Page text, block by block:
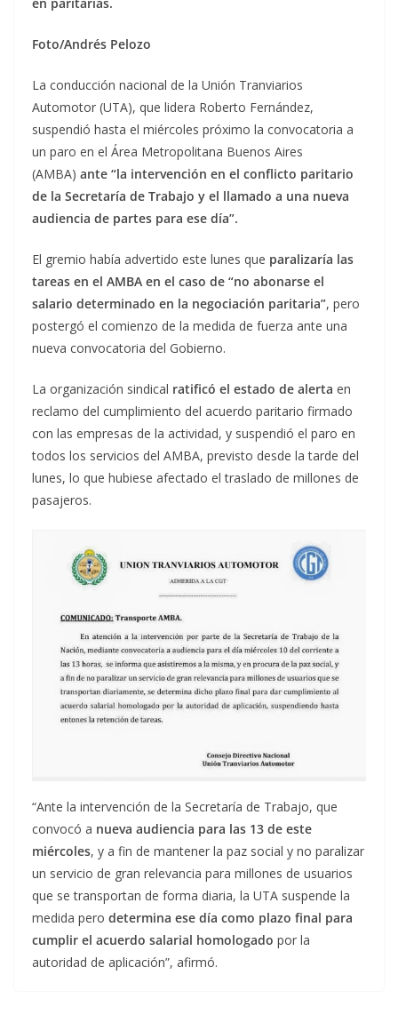
Foto/Andrés Pelozo
La conducción nacional de la Unión Tranviarios
Automotor (UTA), que lidera Roberto Fernández,
suspendió hasta el miércoles próximo la convocatoria a
un paro en el Área Metropolitana Buenos Aires
(AMBA) ante “la intervención en el conflicto paritario
de la Secretaría de Trabajo y el llamado a una nueva
audiencia de partes para ese día”.
El gremio había advertido este lunes que paralizaría las
tareas en el AMBA en el caso de “no abonarse el
salario determinado en la negociación paritaria”, pero
postergó el comienzo de la medida de fuerza ante una
nueva convocatoria del Gobierno.
La organización sindical ratificó el estado de alerta en
reclamo del cumplimiento del acuerdo paritario firmado
con las empresas de la actividad, y suspendió el paro en
todos los servicios del AMBA, previsto desde la tarde del
lunes, lo que hubiese afectado el traslado de millones de
pasajeros.
“Ante la intervención de la Secretaría de Trabajo, que
convocó a nueva audiencia para las 13 de este
miércoles, y a fin de mantener la paz social y no paralizar
un servicio de gran relevancia para millones de usuarios
que se transportan de forma diaria, la UTA suspende la
medida pero determina ese día como plazo final para
cumplir el acuerdo salarial homologado por la
autoridad de aplicación”, afirmó.